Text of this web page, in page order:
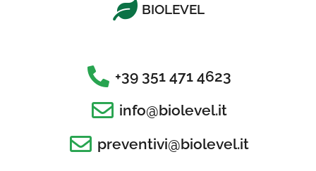
BIOLEVEL
+39 351 471 4623
info@biolevel.it
preventivi@biolevel.it